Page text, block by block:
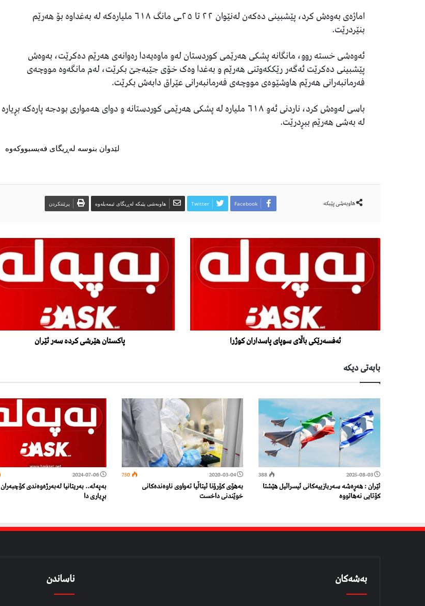
اماژەی بەوەش کرد، پێشبینی دەکەن لەنێوان ٢٢ تا ٢٥ـی مانگ ٦١٨ ملیارەکە لە بەغداوە بۆ هەرێم
بنێردرێت.
ئەوەشی خستە روو، مانگانە پشکى هەرێمى کوردستان لەو ماوەیەدا رەوانەى هەرێم دەکرێت، بەوەش
پێشبینى دەکرێت ئەگەر رێککەوتنى هەرێم و بەغدا وەک خۆى جێبەجێ بکرێت، لەم مانگەوە مووچەى
فەرمانبەرانى هەرێم هاوشێوەى مووچەى فەرمانبەرانى عێراق دابەش بکرێت.
باسی لەوەش کرد، ناردنى ئەو ٦١٨ ملیارە لە پشکى هەرێمى کوردستانە و دواى هەموارى بودجە پارەکە بڕیارە
لە بەشى هەرێم ببڕدرێت.
لێدوان بنوسە لەڕیگای فەیسبووکەوە
هاوبەشی پێبكە Facebook
Twitter هاوبەشی پێبکە لەڕیگای ئیمەیلەوە پرێنتکردن
ئەفسەرێکی باڵای سوپای پاسداران کوژرا پاکستان هێرشی کردە سەر ئێران
بابەتی دیكە
2025-08-03
388
ئێران : هەڕەشە سەربازییەکانی ئیسرائیل هێشتا
کۆتایی نەهاتووە
2020-03-04
750
به‌هۆی كۆرۆنا ئیتاڵیا ته‌واوی ناوه‌نده‌كانی
خوێندنی داخست
2024-07-06
بەپەلە.. بەریتانیا لەبەرژەوەندی کۆچبەران
بڕیاری دا
بەشەکان ناساندن